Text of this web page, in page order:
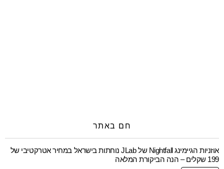
חם באתר
אוזניות הגיימינג Nightfall של JLab נוחתות בישראל במחיר אטרקטיבי של
199 שקלים – הנה הביקורת המלאה